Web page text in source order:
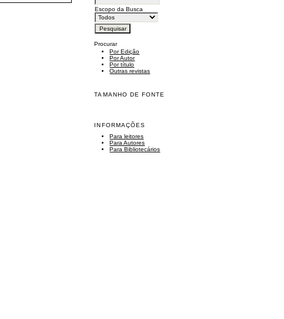
Escopo da Busca
Procurar
Por Edição
Por Autor
Por título
Outras revistas
TAMANHO DE FONTE
INFORMAÇÕES
Para leitores
Para Autores
Para Bibliotecários